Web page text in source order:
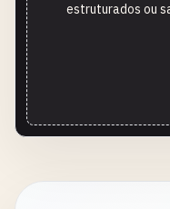
estruturados ou